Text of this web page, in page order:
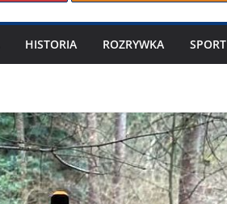
HISTORIA ROZRYWKA SPORT